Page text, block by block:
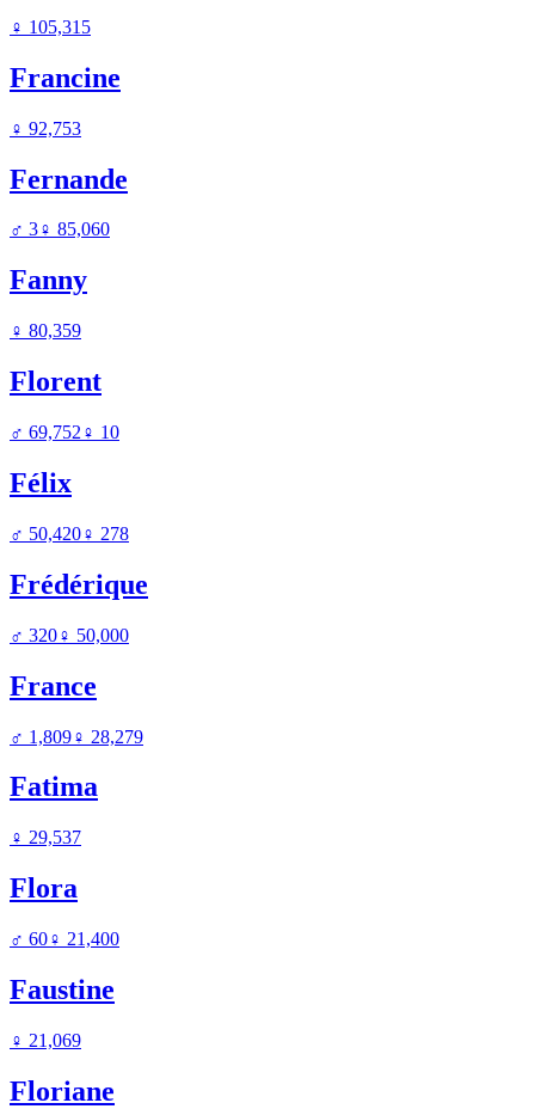
♀ 105,315
Francine
♀ 92,753
Fernande
♂ 3♀ 85,060
Fanny
♀ 80,359
Florent
♂ 69,752 ♀ 10
Félix
♂ 50,420♀ 278
Frédérique
♂ 320♀ 50,000
France
♂ 1,809♀ 28,279
Fatima
♀ 29,537
Flora
♂ 60♀ 21,400
Faustine
♀ 21,069
Floriane